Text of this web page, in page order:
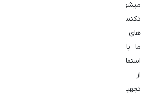
میشود.
تکنسین
های
ما با
استفاده
از
تجهیزات